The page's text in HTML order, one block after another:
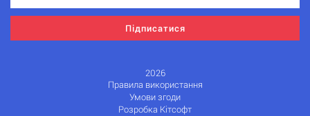
Підписатися
2026
Правила використання
Умови згоди
Розробка Кітсофт